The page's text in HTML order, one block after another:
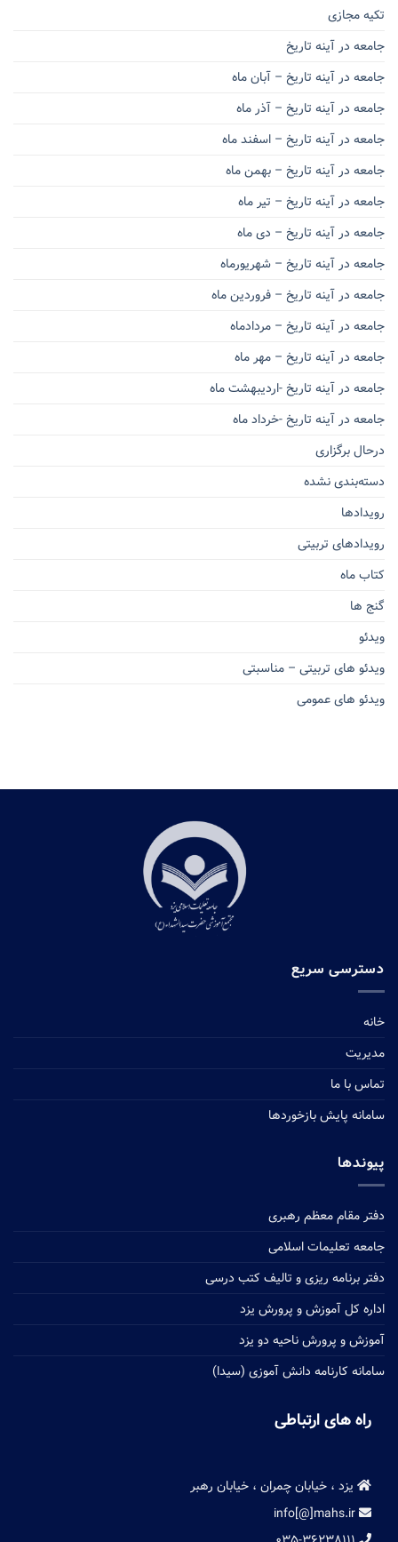
تکیه مجازی
جامعه در آینه تاریخ
جامعه در آینه تاریخ – آبان ماه
جامعه در آینه تاریخ – آذر ماه
جامعه در آینه تاریخ – اسفند ماه
جامعه در آینه تاریخ – بهمن ماه
جامعه در آینه تاریخ – تیر ماه
جامعه در آینه تاریخ – دی ماه
جامعه در آینه تاریخ – شهریورماه
جامعه در آینه تاریخ – فروردین ماه
جامعه در آینه تاریخ – مردادماه
جامعه در آینه تاریخ – مهر ماه
جامعه در آینه تاریخ -اردیبهشت ماه
جامعه در آینه تاریخ -خرداد ماه
درحال برگزاری
دسته‌بندی نشده
رویدادها
رویدادهای تربیتی
کتاب ماه
گنج ها
ویدئو
ویدئو های تربیتی – مناسبتی
ویدئو های عمومی
دسترسی سریع
خانه
مدیریت
تماس با ما
سامانه پایش بازخوردها
پیوندها
دفتر مقام معظم رهبری
جامعه تعلیمات اسلامی
دفتر برنامه ریزی و تالیف کتب درسی
اداره کل آموزش و پرورش یزد
آموزش و پرورش ناحیه دو یزد
سامانه کارنامه دانش آموزی (سیدا)
راه های ارتباطی
یزد ، خیابان چمران ، خیابان رهبر